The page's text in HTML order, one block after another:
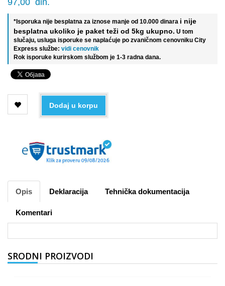
97,00 din.
*Isporuka nije besplatna za iznose manje od 10.000 dinara i nije
besplatna ukoliko je paket teži od 5kg ukupno. U tom
slučaju, usluga isporuke se naplaćuje po zvaničnom cenovniku City
Express službe: vidi cenovnik
Rok isporuke kurirskom službom je 1-3 radna dana.
Dodaj u korpu
Opis Deklaracija Tehnička dokumentacija
Komentari
SRODNI PROIZVODI